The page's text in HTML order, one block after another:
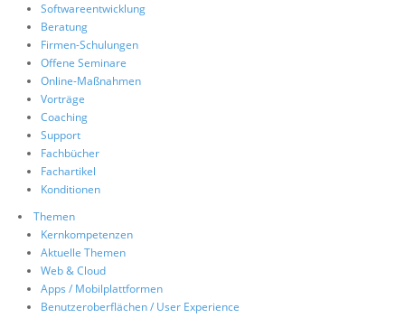
Über uns
Suche
Softwareentwicklung
Beratung
Firmen-Schulungen
Offene Seminare
Online-Maßnahmen
Vorträge
Coaching
Support
Fachbücher
Fachartikel
Konditionen
Themen
Kernkompetenzen
Aktuelle Themen
Web & Cloud
Apps / Mobilplattformen
Benutzeroberflächen / User Experience